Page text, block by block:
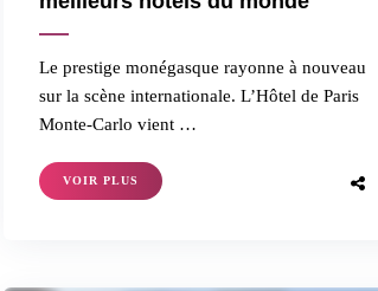
Le prestige monégasque rayonne à nouveau
sur la scène internationale. L’Hôtel de Paris
Monte-Carlo vient …
VOIR PLUS